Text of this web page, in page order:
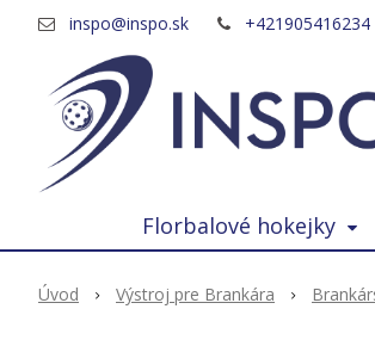
inspo@inspo.sk +421905416234
Florbalové hokejky
Úvod Výstroj pre Brankára